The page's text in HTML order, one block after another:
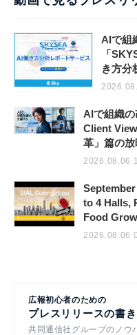
AIで組
「
き方分
AIで組織
Client
革」篇の
2026.08.06
to 4 Halls,
Food
2026.08.06
広報初心者のための
プレスリリースの書
共同通信社グループのノウ